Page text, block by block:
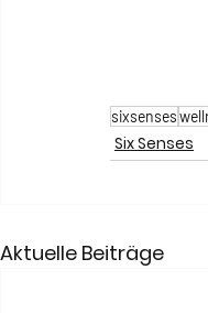
sixsenses
Six Senses
Aktuelle Beiträge